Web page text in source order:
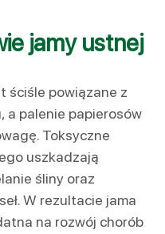
jamy ustnej
ściśle powiązane z
a palenie papierosów
Toksyczne
uszkadzają
śliny oraz
W rezultacie jama
na rozwój chorób